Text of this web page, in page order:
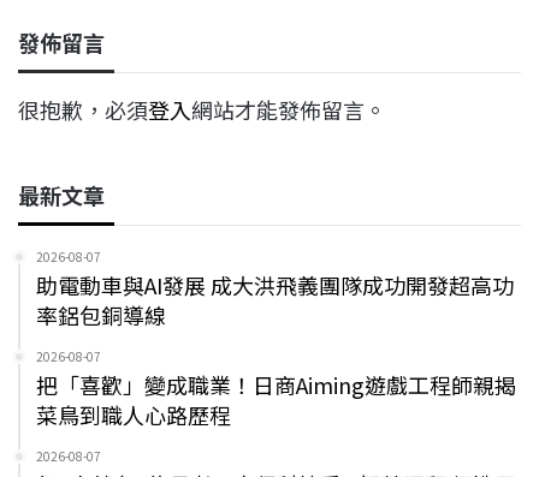
發佈留言
很抱歉，必須登入網站才能發佈留言。
最新文章
2026-08-07
助電動車與AI發展 成大洪飛義團隊成功開發超高功
率鋁包銅導線
2026-08-07
把「喜歡」變成職業！日商Aiming遊戲工程師親揭
菜鳥到職人心路歷程
2026-08-07